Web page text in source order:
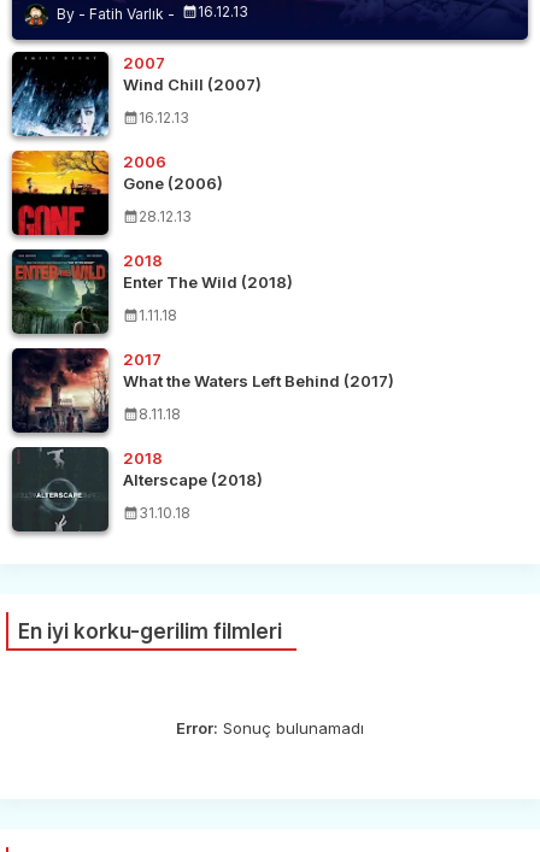
Fatih Varlık 16.12.13
2007
Wind Chill (2007)
16.12.13
2006
Gone (2006)
28.12.13
2018
Enter The Wild (2018)
1.11.18
2017
What the Waters Left Behind (2017)
8.11.18
2018
Alterscape (2018)
31.10.18
En iyi korku-gerilim filmleri
Error: Sonuç bulunamadı